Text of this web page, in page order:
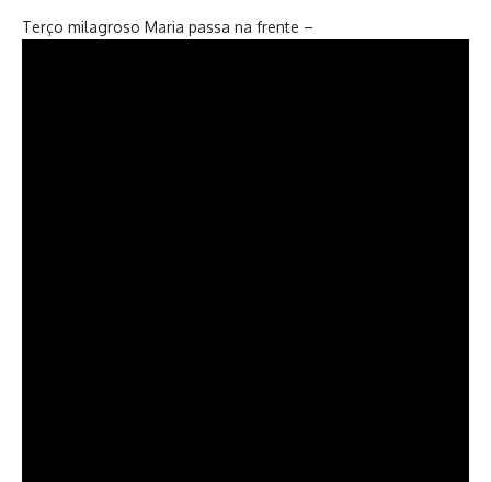
Terço milagroso Maria passa na frente –